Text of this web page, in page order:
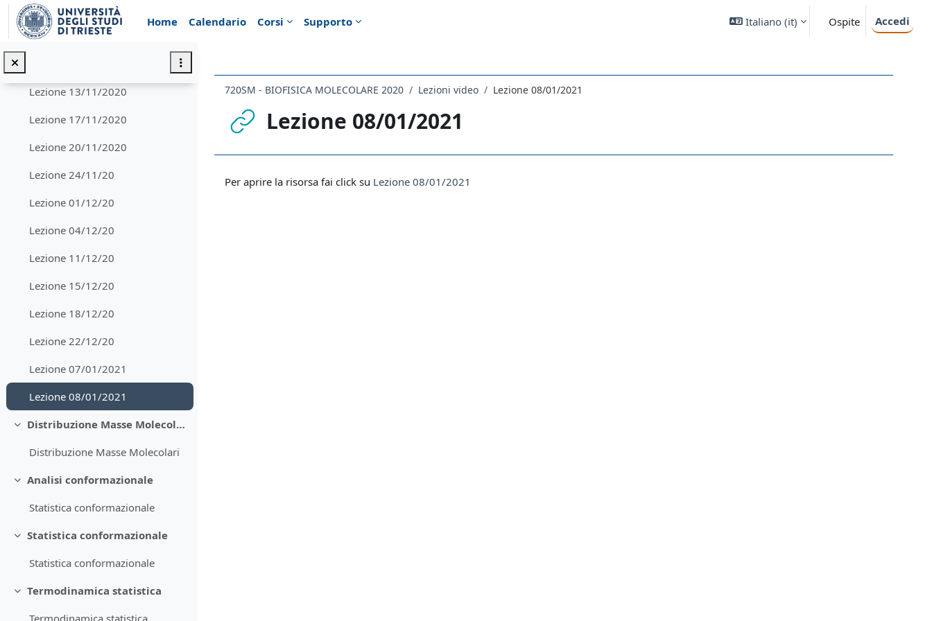
Vai al contenuto principale
Home
Calendario Corsi Supporto Italiano ‎(it)‎ Ospite Accedi
Lezione 30/10/2020
Lezione 06/11/2020
Lezione 13/11/2020
Lezione 17/11/2020
Lezione 20/11/2020
Lezione 24/11/20
Lezione 01/12/20
Lezione 04/12/20
Lezione 11/12/20
Lezione 15/12/20
Lezione 18/12/20
Lezione 22/12/20
Lezione 07/01/2021
Lezione 08/01/2021
Minimizza
Distribuzione Masse Molecolari
Distribuzione Masse Molecolari
Minimizza
Analisi conformazionale
Statistica conformazionale
Minimizza
Statistica conformazionale
Statistica conformazionale
Minimizza
Termodinamica statistica
720SM - BIOFISICA MOLECOLARE 2020 Lezioni video Lezione 08/01/2021
Lezione 08/01/2021
Per aprire la risorsa fai click su Lezione 08/01/2021